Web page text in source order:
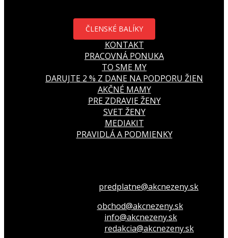
ČLENSKÉ BALÍKY
KONTAKT
PRACOVNÁ PONUKA
TO SME MY
DARUJTE 2 % Z DANE NA PODPORU ŽIEN
AKČNÉ MAMY
PRE ZDRAVIE ŽENY
SVET ŽENY
MEDIAKIT
PRAVIDLÁ A PODMIENKY
predplatne@akcnezeny.sk
obchod@akcnezeny.sk
info@akcnezeny.sk
redakcia@akcnezeny.sk